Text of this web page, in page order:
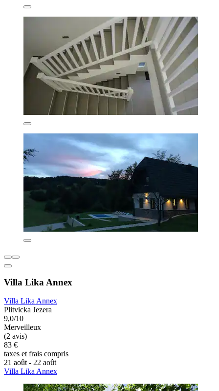
Villa Lika Annex
Villa Lika Annex
Plitvicka Jezera
9,0/10
Merveilleux
(2 avis)
83 €
taxes et frais compris
21 août - 22 août
Villa Lika Annex